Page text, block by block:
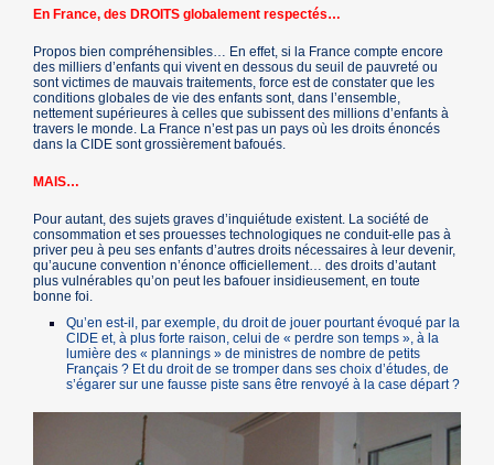
En France, des DROITS globalement respectés…
Propos bien compréhensibles… En effet, si la France compte encore
des milliers d’enfants qui vivent en dessous du seuil de pauvreté ou
sont victimes de mauvais traitements, force est de constater que les
conditions globales de vie des enfants sont, dans l’ensemble,
nettement supérieures à celles que subissent des millions d’enfants à
travers le monde. La France n’est pas un pays où les droits énoncés
dans la CIDE sont grossièrement bafoués.
MAIS…
Pour autant, des sujets graves d’inquiétude existent. La société de
consommation et ses prouesses technologiques ne conduit-elle pas à
priver peu à peu ses enfants d’autres droits nécessaires à leur devenir,
qu’aucune convention n’énonce officiellement… des droits d’autant
plus vulnérables qu’on peut les bafouer insidieusement, en toute
bonne foi.
Qu’en est-il, par exemple, du droit de jouer pourtant évoqué par la
CIDE et, à plus forte raison, celui de « perdre son temps », à la
lumière des « plannings » de ministres de nombre de petits
Français ? Et du droit de se tromper dans ses choix d’études, de
s’égarer sur une fausse piste sans être renvoyé à la case départ ?